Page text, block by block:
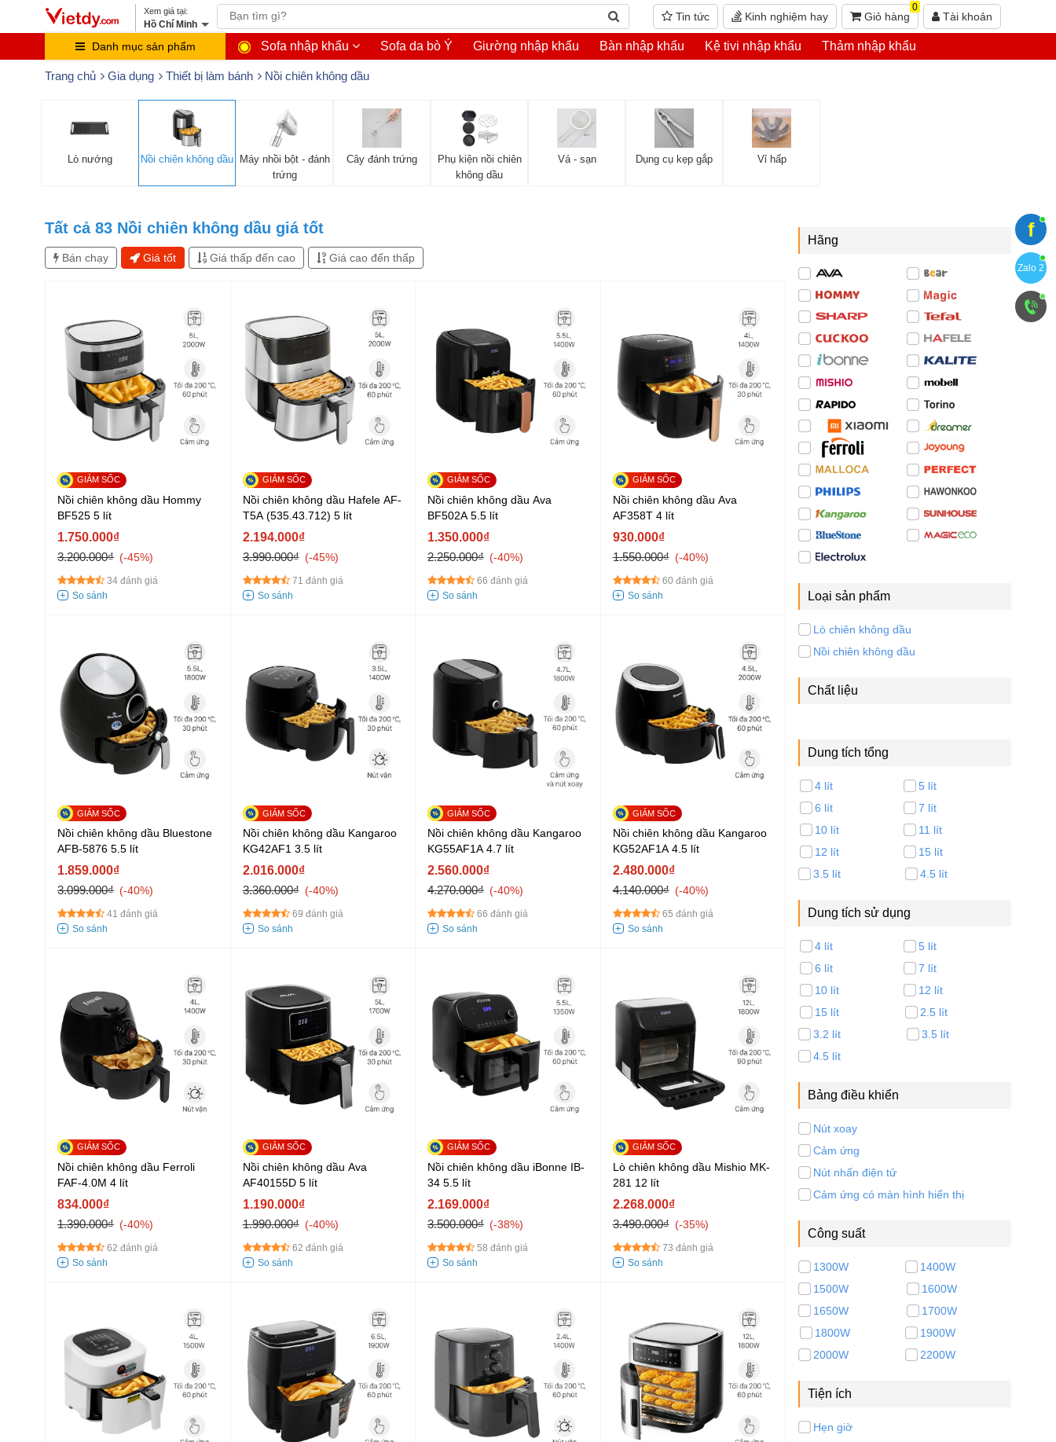
Hồ Chí Minh
Tin tức Kinh nghiệm hay Giỏ hàng
0
Tài khoản
Danh mục sản phẩm Sofa nhập khẩu Sofa da bò Ý Giường nhập khẩu Bàn nhập khẩu Kệ tivi nhập khẩu Thảm nhập khẩu
Trang chủ Gia dụng Thiết bị làm bánh Nồi chiên không dầu
Lò nướng Nồi chiên không dầu
Máy nhồi bột - đánh
trứng
Cây đánh trứng
Phụ kiện nồi chiên
không dầu
Vá - sạn Dụng cụ kẹp gắp Vỉ hấp
Tất cả 83 Nồi chiên không dầu giá tốt
Bán chạy Giá tốt Giá thấp đến cao Giá cao đến thấp
Nồi chiên không dầu Hommy
BF525 5 lít
1.750.000₫
3.200.000₫
-45%
34 đánh giá
Nồi chiên không dầu Hafele AF-
T5A (535.43.712) 5 lít
2.194.000₫
3.990.000₫
-45%
71 đánh giá
Nồi chiên không dầu Ava
BF502A 5.5 lít
1.350.000₫
2.250.000₫
-40%
66 đánh giá
Nồi chiên không dầu Ava
AF358T 4 lít
930.000₫
1.550.000₫
-40%
60 đánh giá
Nồi chiên không dầu Bluestone
AFB-5876 5.5 lít
1.859.000₫
3.099.000₫
-40%
41 đánh giá
Nồi chiên không dầu Kangaroo
KG42AF1 3.5 lít
2.016.000₫
3.360.000₫
-40%
69 đánh giá
Nồi chiên không dầu Kangaroo
KG55AF1A 4.7 lít
2.560.000₫
4.270.000₫
-40%
66 đánh giá
Nồi chiên không dầu Kangaroo
KG52AF1A 4.5 lít
2.480.000₫
4.140.000₫
-40%
65 đánh giá
Nồi chiên không dầu Ferroli
FAF-4.0M 4 lít
834.000₫
1.390.000₫
-40%
62 đánh giá
Nồi chiên không dầu Ava
AF40155D 5 lít
1.190.000₫
1.990.000₫
-40%
62 đánh giá
Nồi chiên không dầu iBonne IB-
34 5.5 lít
2.169.000₫
3.500.000₫
-38%
58 đánh giá
Lò chiên không dầu Mishio MK-
281 12 lít
2.268.000₫
3.490.000₫
-35%
73 đánh giá
Hãng
Loại sản phẩm
Lò chiên không dầu
Nồi chiên không dầu
Chất liệu
Dung tích tổng
4 lít
5 lít
6 lít
7 lít
10 lít
11 lít
12 lít
15 lít
3.5 lít
4.5 lít
Dung tích sử dụng
4 lít
5 lít
6 lít
7 lít
10 lít
12 lít
15 lít
2.5 lít
3.2 lít
3.5 lít
4.5 lít
Bảng điều khiển
Nút xoay
Cảm ứng
Nút nhấn điện tử
Cảm ứng có màn hình hiển thị
Công suất
1300W
1400W
1500W
1600W
1650W
1700W
1800W
1900W
2000W
2200W
Tiện ích
Hẹn giờ
f
Zalo 2